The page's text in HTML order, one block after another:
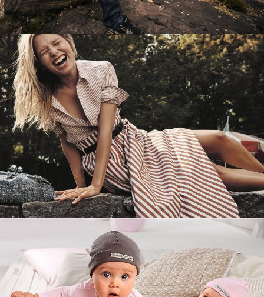
Имиджевый сайт для сети магазинов
Soho Project
Смотреть проект